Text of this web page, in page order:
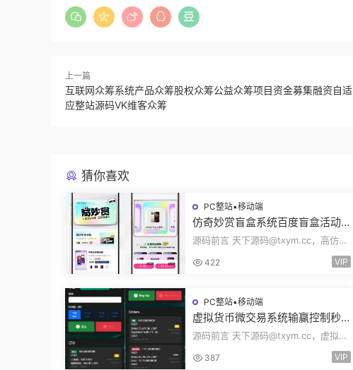
上一篇
互联网众筹系统产品众筹股权众筹公益众筹项目资金募集融资自适
应整站源码VK维客众筹
猜你喜欢
PC整站▪移动端
仿奇妙赏盲盒系统百度盲盒活动
页面抽奖开盒奖品展示概率设置
源码前言 天下源码@txym.cc，高仿百
度网盘奇妙赏盲盒源码，Uniapp前端
无限回调，...
422 VIP
PC整站▪移动端
虚拟货币微交易系统输赢控制秒
合约交易杠杆交易现货交易跟单
源码前言 天下源码@txym.cc，虚拟货
币微交易投资理财源码，完美K线控制
+代理/前端...
387 VIP